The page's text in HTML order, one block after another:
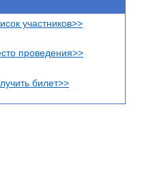
участников>>
проведения>>
билет>>